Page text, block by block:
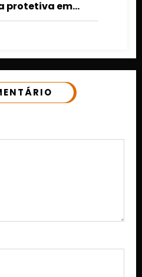
protetiva em
de botão